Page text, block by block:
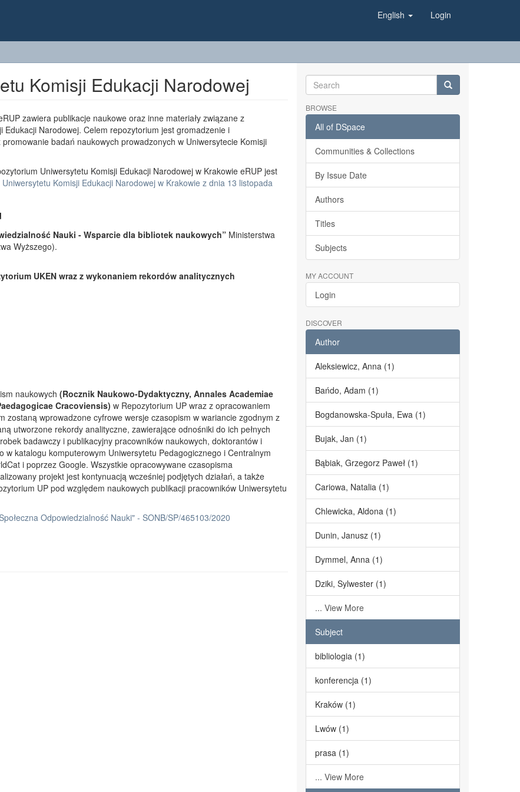
English Login
Komisji Edukacji Narodowej
zawiera publikacje naukowe oraz inne materiały związane z
Narodowej. Celem repozytorium jest gromadzenie i
badań naukowych prowadzonych w Uniwersytecie Komisji
Uniwersytetu Komisji Edukacji Narodowej w Krakowie eRUP jest
Komisji Edukacji Narodowej w Krakowie z dnia 13 listopada
Nauki - Wsparcie dla bibliotek naukowych” Ministerstwa
Wyższego).
UKEN wraz z wykonaniem rekordów analitycznych
naukowych (Rocznik Naukowo-Dydaktyczny, Annales Academiae
Cracoviensis) w Repozytorium UP wraz z opracowaniem
zostaną wprowadzone cyfrowe wersje czasopism w wariancie zgodnym z
utworzone rekordy analityczne, zawierające odnośniki do ich pełnych
badawczy i publikacyjny pracowników naukowych, doktorantów i
katalogu komputerowym Uniwersytetu Pedagogicznego i Centralnym
i poprzez Google. Wszystkie opracowywane czasopisma
projekt jest kontynuacją wcześniej podjętych działań, a także
UP pod względem naukowych publikacji pracowników Uniwersytetu
Odpowiedzialność Nauki" - SONB/SP/465103/2020
BROWSE
All of DSpace
Communities & Collections
By Issue Date
Authors
Titles
Subjects
MY ACCOUNT
Login
DISCOVER
Author
Aleksiewicz, Anna (1)
Bańdo, Adam (1)
Bogdanowska-Spuła, Ewa (1)
Bujak, Jan (1)
Bąbiak, Grzegorz Paweł (1)
Cariowa, Natalia (1)
Chlewicka, Aldona (1)
Dunin, Janusz (1)
Dymmel, Anna (1)
Dziki, Sylwester (1)
... View More
Subject
bibliologia (1)
konferencja (1)
Kraków (1)
Lwów (1)
prasa (1)
... View More